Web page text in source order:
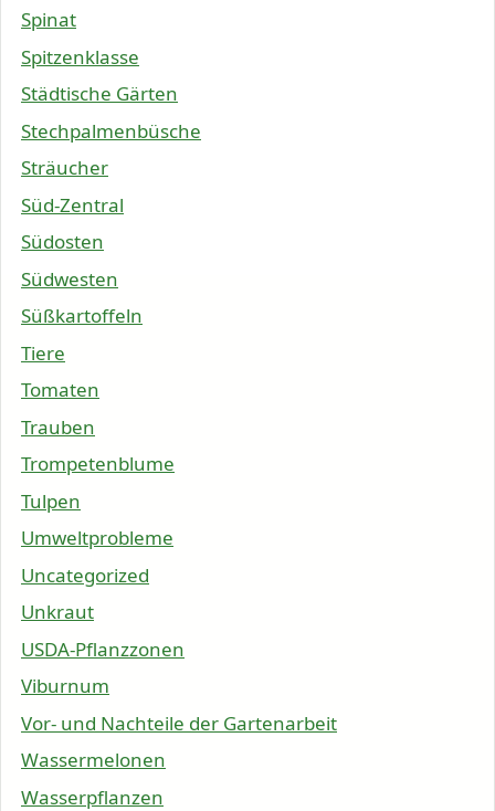
Spinat
Spitzenklasse
Städtische Gärten
Stechpalmenbüsche
Sträucher
Süd-Zentral
Südosten
Südwesten
Süßkartoffeln
Tiere
Tomaten
Trauben
Trompetenblume
Tulpen
Umweltprobleme
Uncategorized
Unkraut
USDA-Pflanzzonen
Viburnum
Vor- und Nachteile der Gartenarbeit
Wassermelonen
Wasserpflanzen